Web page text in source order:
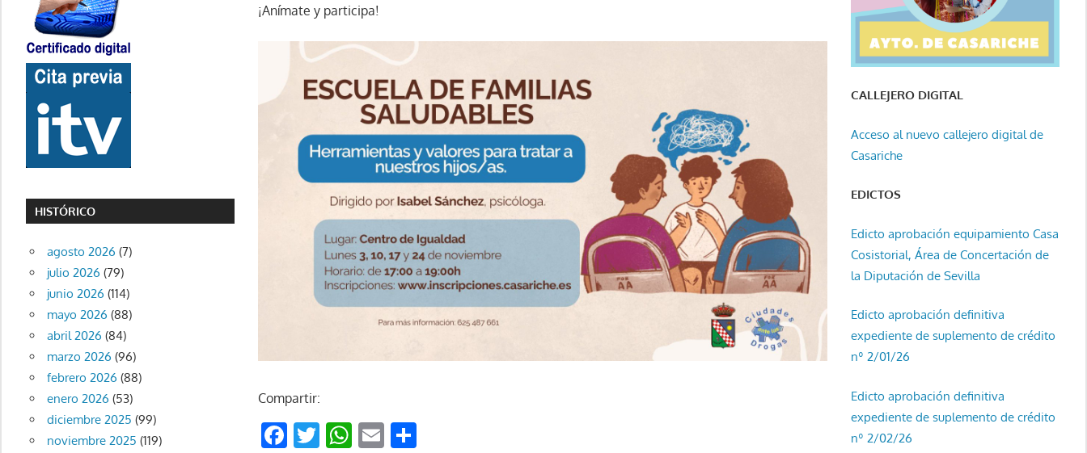
¡Anímate y participa!
Compartir:
Facebook
Twitter
WhatsApp
Email
HISTÓRICO
agosto 2026 (7)
julio 2026 (79)
junio 2026 (114)
mayo 2026 (88)
abril 2026 (84)
marzo 2026 (96)
febrero 2026 (88)
enero 2026 (53)
diciembre 2025 (99)
noviembre 2025 (119)
CALLEJERO DIGITAL
Acceso al nuevo callejero digital de
Casariche
EDICTOS
Edicto aprobación equipamiento Casa
Cosistorial, Área de Concertación de
la Diputación de Sevilla
Edicto aprobación definitiva
expediente de suplemento de crédito
nº 2/01/26
Edicto aprobación definitiva
expediente de suplemento de crédito
nº 2/02/26